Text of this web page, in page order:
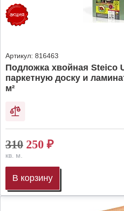
Артикул: 816463
Подложка хвойная Steico
паркетную доску и
м²
310 250 ₽
кв. м.
В корзину